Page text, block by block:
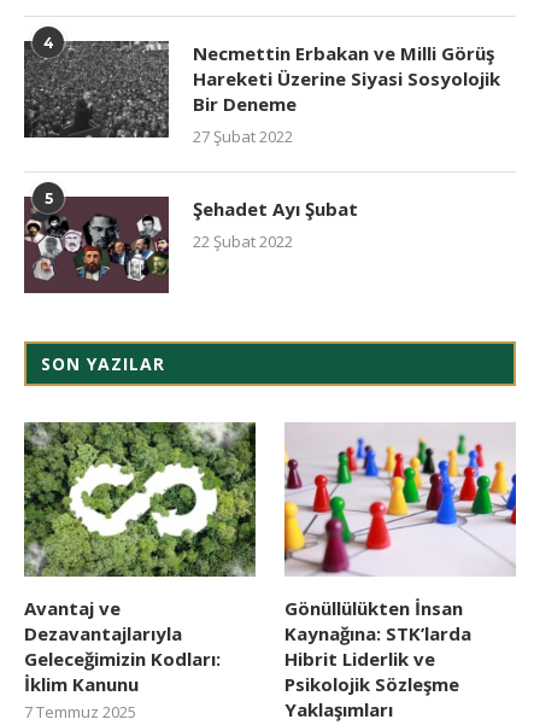
4
Necmettin Erbakan ve Milli Görüş
Hareketi Üzerine Siyasi Sosyolojik
Bir Deneme
27 Şubat 2022
5 Şehadet Ayı Şubat
22 Şubat 2022
SON YAZILAR
Avantaj ve
Dezavantajlarıyla
Geleceğimizin Kodları:
İklim Kanunu
7 Temmuz 2025
Gönüllülükten İnsan
Kaynağına: STK’larda
Hibrit Liderlik ve
Psikolojik Sözleşme
Yaklaşımları